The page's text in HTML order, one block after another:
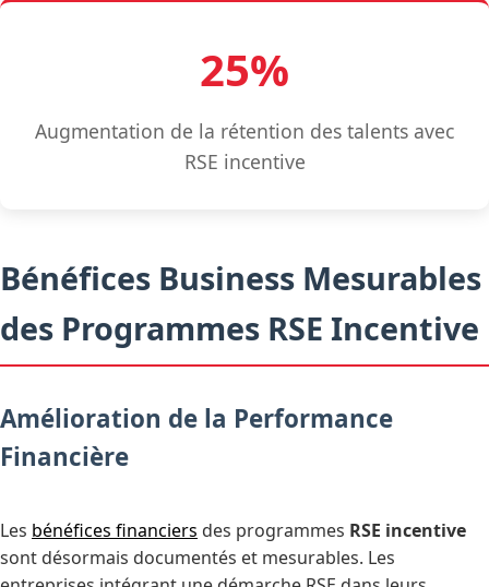
25%
Augmentation de la rétention des talents avec
RSE incentive
Bénéfices Business Mesurables
des Programmes RSE Incentive
Amélioration de la Performance
Financière
Les bénéfices financiers des programmes RSE incentive
sont désormais documentés et mesurables. Les